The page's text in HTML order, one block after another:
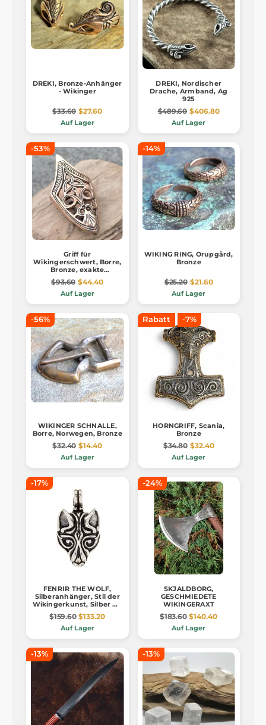
DREKI, Bronze-Anhänger
- Wikinger
$33.60 $27.60
Auf Lager
DREKI, Nordischer
Drache, Armband, Ag
925
$489.60 $406.80
Auf Lager
-53%
Griff für
Wikingerschwert, Borre,
Bronze, exakte
Nachbildung
$93.60 $44.40
Auf Lager
-14%
WIKING RING, Orupgård,
Bronze
$25.20 $21.60
Auf Lager
-56%
WIKINGER SCHNALLE,
Borre, Norwegen, Bronze
$32.40 $14.40
Auf Lager
Rabatt -7%
HORNGRIFF, Scania,
Bronze
$34.80 $32.40
Auf Lager
-17%
FENRIR THE WOLF,
Silberanhänger, Stil der
Wikingerkunst, Silber Ag
925, 16 g - größer
$159.60 $133.20
Auf Lager
-24%
SKJALDBORG,
GESCHMIEDETE
WIKINGERAXT
$183.60 $140.40
Auf Lager
-13% -13%